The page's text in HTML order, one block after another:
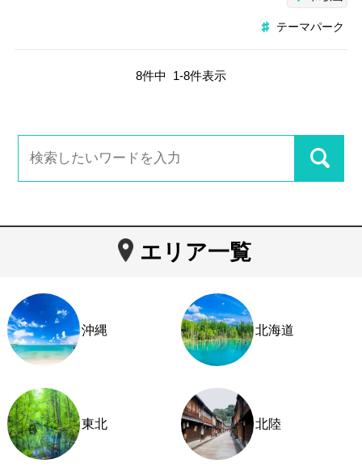
テーマパーク
8件中 1-8件表示
エリア一覧
沖縄 北海道
東北 北陸